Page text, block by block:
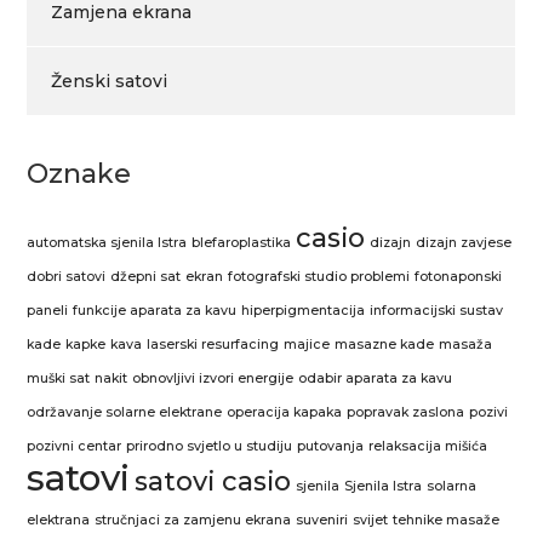
Zamjena ekrana
Ženski satovi
Oznake
automatska sjenila Istra blefaroplastika casio dizajn dizajn zavjese
dobri satovi džepni sat ekran fotografski studio problemi fotonaponski
paneli funkcije aparata za kavu hiperpigmentacija informacijski sustav
kade kapke kava laserski resurfacing majice masazne kade masaža
muški sat nakit obnovljivi izvori energije odabir aparata za kavu
održavanje solarne elektrane operacija kapaka popravak zaslona pozivi
pozivni centar prirodno svjetlo u studiju putovanja relaksacija mišića
satovi satovi casio sjenila Sjenila Istra solarna
elektrana stručnjaci za zamjenu ekrana suveniri svijet tehnike masaže